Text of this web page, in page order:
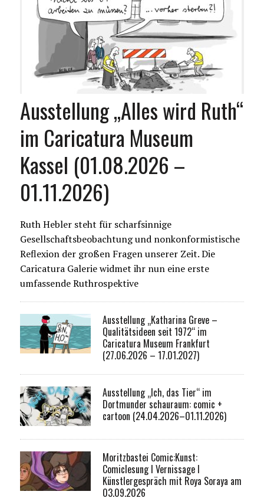
Ausstellung „Alles wird Ruth“
im Caricatura Museum
Kassel (01.08.2026 –
01.11.2026)
Ruth Hebler steht für scharfsinnige
Gesellschaftsbeobachtung und nonkonformistische
Reflexion der großen Fragen unserer Zeit. Die
Caricatura Galerie widmet ihr nun eine erste
umfassende Ruthrospektive
Ausstellung „Katharina Greve –
Qualitätsideen seit 1972“ im
Caricatura Museum Frankfurt
(27.06.2026 – 17.01.2027)
Ausstellung „Ich, das Tier“ im
Dortmunder schauraum: comic +
cartoon (24.04.2026–01.11.2026)
Moritzbastei Comic:Kunst:
Comiclesung I Vernissage I
Künstlergespräch mit Roya Soraya am
03.09.2026